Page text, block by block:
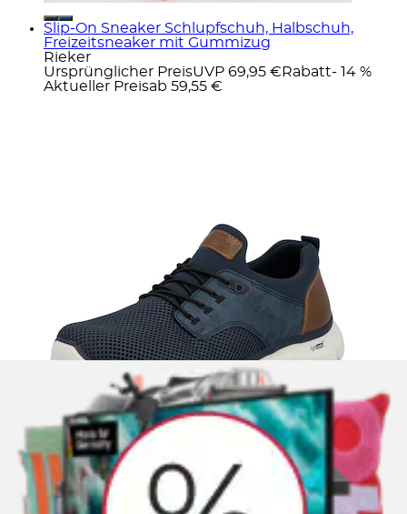
Slip-On Sneaker Schlupfschuh, Halbschuh,
Freizeitsneaker mit Gummizug
Rieker
Ursprünglicher PreisUVP 69,95 € Rabatt- 14 %
Aktueller Preisab 59,55 €